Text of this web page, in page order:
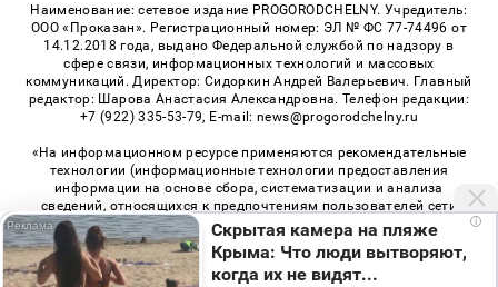
Наименование: сетевое издание PROGORODCHELNY. Учредитель:
ООО «Проказан». Регистрационный номер: ЭЛ № ФС 77-74496 от
14.12.2018 года, выдано Федеральной службой по надзору в
сфере связи, информационных технологий и массовых
коммуникаций. Директор: Сидоркин Андрей Валерьевич. Главный
редактор: Шарова Анастасия Александровна. Телефон редакции:
+7 (922) 335-53-79, E-mail: news@progorodchelny.ru
«На информационном ресурсе применяются рекомендательные
технологии (информационные технологии предоставления
информации на основе сбора, систематизации и анализа
сведений, относящихся к предпочтениям пользователей сети
«Интернет», находящихся на территории Российской
Федерации)». Правила применения рекомендательных
технологий в виджетах рекламно-обменной сети«СМИ2» (PDF),
«Sparrow» (PDF)
i
Скрытая камера на пляже
Крыма: Что люди вытворяют,
когда их не видят...